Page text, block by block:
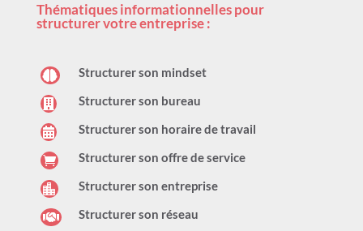
Thématiques informationnelles pour
structurer votre entreprise :
 Structurer son mindset
 Structurer son bureau
 Structurer son horaire de travail
 Structurer son offre de service
 Structurer son entreprise
 Structurer son réseau